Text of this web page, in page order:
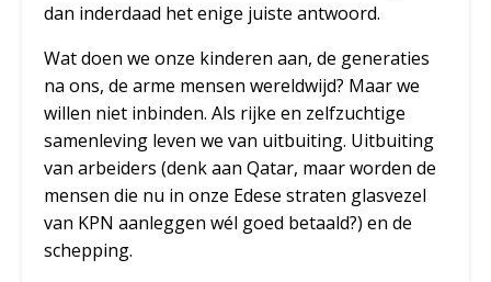
dan inderdaad het enige juiste antwoord.
Wat doen we onze kinderen aan, de generaties
na ons, de arme mensen wereldwijd? Maar we
willen niet inbinden. Als rijke en zelfzuchtige
samenleving leven we van uitbuiting. Uitbuiting
van arbeiders (denk aan Qatar, maar worden de
mensen die nu in onze Edese straten glasvezel
van KPN aanleggen wél goed betaald?) en de
schepping.